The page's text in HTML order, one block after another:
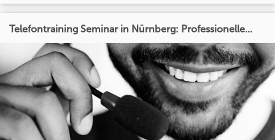
Telefontraining Seminar in Nürnberg: Professionelle...